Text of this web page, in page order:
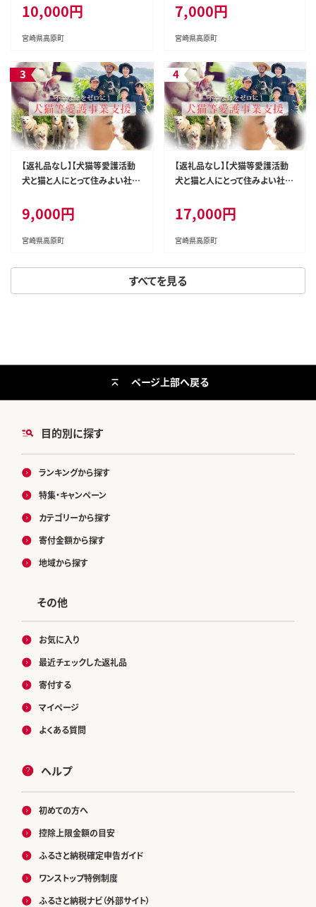
すべてを見る
定非営利活動法人 咲桃虎(さく
もんと) TF3009-P00056
10,000円
宮崎県高原町
定非営利活動法人 咲桃虎(さく
もんと) TF3006-P00056
7,000円
宮崎県高原町
【返礼品なし】【犬猫等愛護活動
犬と猫と人にとって住みよい社会
定非営利活動法人 咲桃虎(さく
もんと) TF3008-P00056
9,000円
宮崎県高原町
【返礼品なし】【犬猫等愛護活動
犬と猫と人にとって住みよい社会
定非営利活動法人 咲桃虎(さく
もんと) TF3012-P00056
17,000円
宮崎県高原町
目的別に探す
ランキングから探す
特集・キャンペーン
カテゴリーから探す
寄付金額から探す
地域から探す
その他
お気に入り
最近チェックした返礼品
寄付する
マイページ
よくある質問
ヘルプ
初めての方へ
控除上限金額の目安
ふるさと納税確定申告ガイド
ワンストップ特例制度
ふるさと納税ナビ（外部サイト）
ページ上部へ戻る